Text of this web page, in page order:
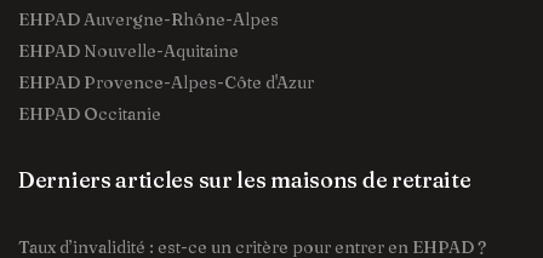
EHPAD Auvergne-Rhône-Alpes
EHPAD Nouvelle-Aquitaine
EHPAD Provence-Alpes-Côte d'Azur
EHPAD Occitanie
Derniers articles sur les maisons de retraite
Taux d’invalidité : est-ce un critère pour entrer en EHPAD ?